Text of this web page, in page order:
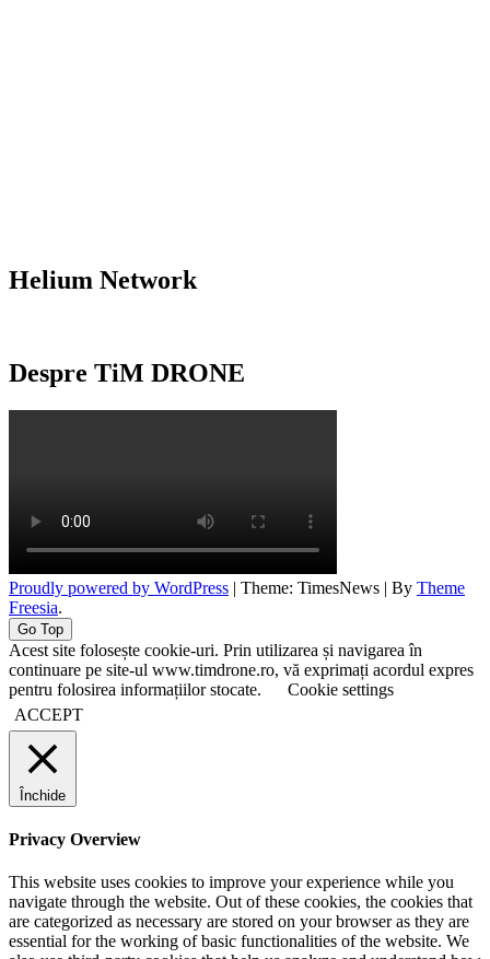
Helium Network
Despre TiM DRONE
Proudly powered by WordPress | Theme: TimesNews | By Theme
Freesia.
Go Top
Acest site folosește cookie-uri. Prin utilizarea și navigarea în
continuare pe site-ul www.timdrone.ro, vă exprimați acordul expres
pentru folosirea informațiilor stocate.
Cookie settings
ACCEPT
Închide
Privacy Overview
This website uses cookies to improve your experience while you
navigate through the website. Out of these cookies, the cookies that
are categorized as necessary are stored on your browser as they are
essential for the working of basic functionalities of the website. We